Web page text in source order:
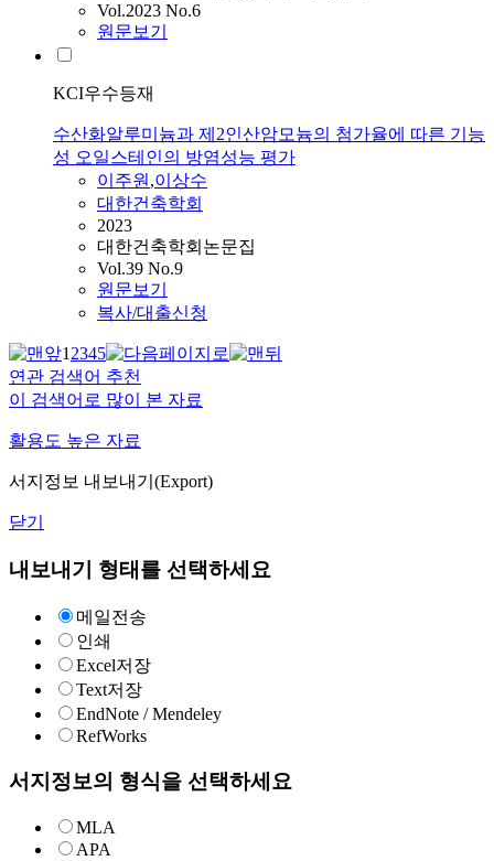
Vol.2023 No.6
원문보기
KCI우수등재
수산화알루미늄과 제2인산암모늄의 첨가율에 따른 기능
성 오일스테인의 방염성능 평가
이주원,이상수
대한건축학회
2023
대한건축학회논문집
Vol.39 No.9
원문보기
복사/대출신청
12345
연관 검색어 추천
이 검색어로 많이 본 자료
활용도 높은 자료
서지정보 내보내기(Export)
닫기
내보내기 형태를 선택하세요
메일전송
인쇄
Excel저장
Text저장
EndNote / Mendeley
RefWorks
서지정보의 형식을 선택하세요
MLA
APA